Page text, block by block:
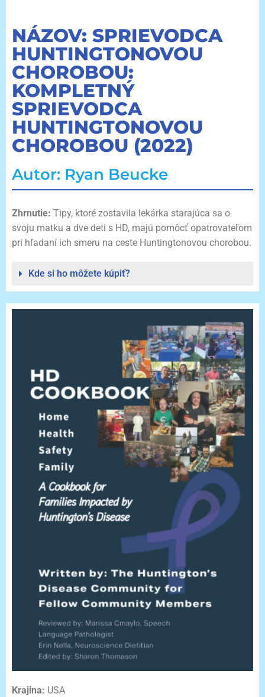
NÁZOV: SPRIEVODCA
HUNTINGTONOVOU
CHOROBOU:
KOMPLETNÝ
SPRIEVODCA
HUNTINGTONOVOU
CHOROBOU (2022)
Autor: Ryan Beucke
Zhrnutie: Tipy, ktoré zostavila lekárka starajúca sa o
svoju matku a dve deti s HD, majú pomôcť opatrovateľom
pri hľadaní ich smeru na ceste Huntingtonovou chorobou.
Kde si ho môžete kúpiť?
Krajina: USA